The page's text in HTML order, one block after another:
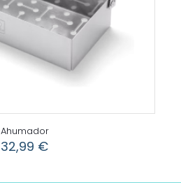
Ahumador
32,99 €